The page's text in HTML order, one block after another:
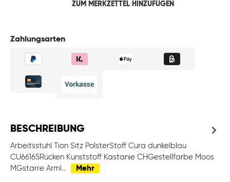
ZUM MERKZETTEL HINZUFÜGEN
Zahlungsarten
BESCHREIBUNG
Arbeitsstuhl Tion Sitz PolsterStoff Cura dunkelblau
CU66165Rücken Kunststoff Kastanie CHGestellfarbe Moos
MGstarre Arml…
Mehr